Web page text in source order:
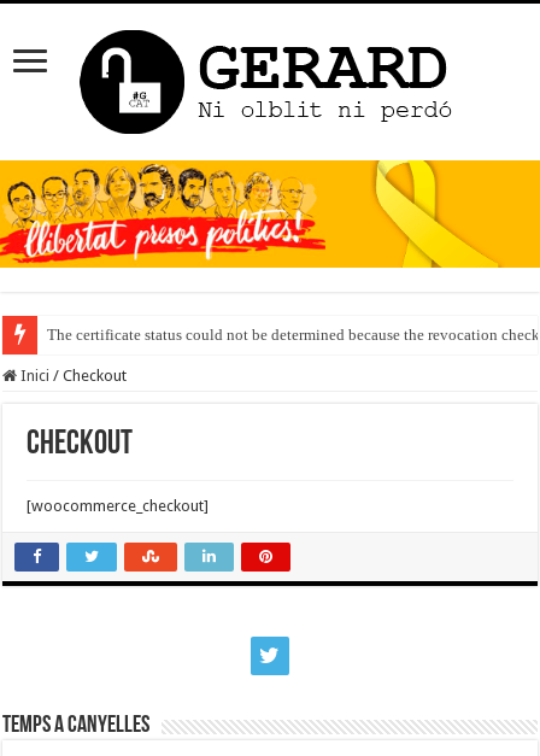
The certificate status could not be determined because the revocation
Inici / Checkout
Checkout
[woocommerce_checkout]
Temps a Canyelles